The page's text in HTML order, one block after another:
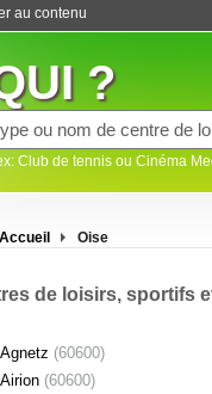
au contenu
?
Club de tennis ou Cinéma
Accueil Oise
de loisirs, sportifs
Agnetz (60600)
Airion (60600)